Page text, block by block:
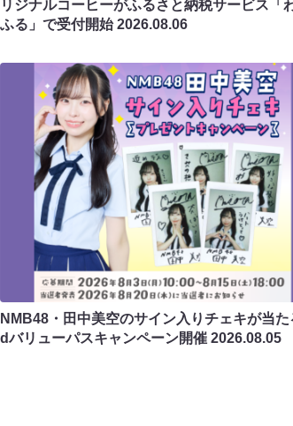
リジナルコーヒーがふるさと納税サービス「
ふる」で受付開始2026.08.06
NMB48・田中美空のサイン入りチェキが当た
dバリューパスキャンペーン開催 2026.08.05